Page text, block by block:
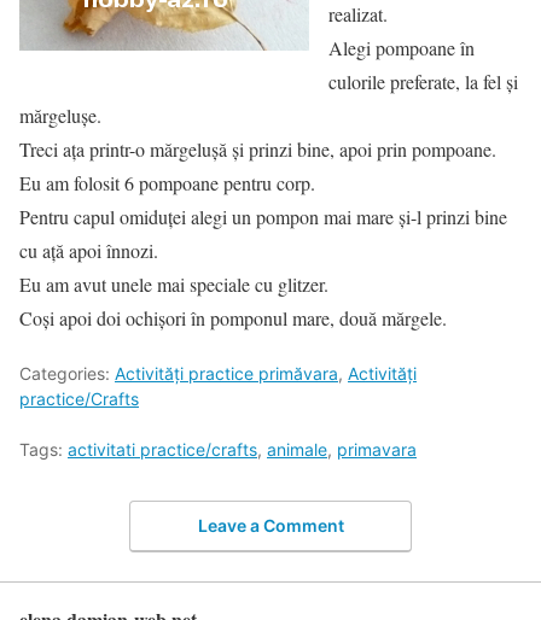
realizat.
Alegi pompoane în
culorile preferate, la fel și
mărgelușe.
Treci ața printr-o mărgelușă și prinzi bine, apoi prin pompoane.
Eu am folosit 6 pompoane pentru corp.
Pentru capul omiduței alegi un pompon mai mare și-l prinzi bine
cu ață apoi înnozi.
Eu am avut unele mai speciale cu glitzer.
Coși apoi doi ochișori în pomponul mare, două mărgele.
Categories: Activități practice primăvara, Activități
practice/Crafts
Tags: activitati practice/crafts, animale, primavara
Leave a Comment